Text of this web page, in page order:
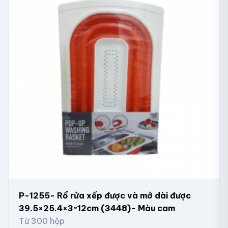
P-1255- Rổ rửa xếp được và mở dài được
39.5×25.4×3~12cm (3448)- Màu cam
Từ 300 hộp